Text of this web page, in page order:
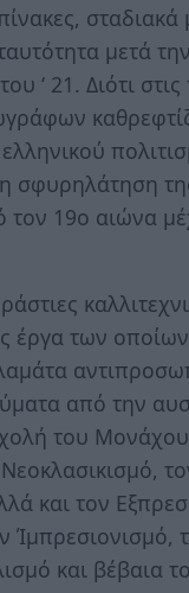
σταδιακά
μετά την
‘ 21. Διότι στις
σφυρηλάτηση
19ο αιώνα
έργα των οποίων
από την
του Μονάχου
και τον
Ίμπρεσιονισμό,
και βέβαια